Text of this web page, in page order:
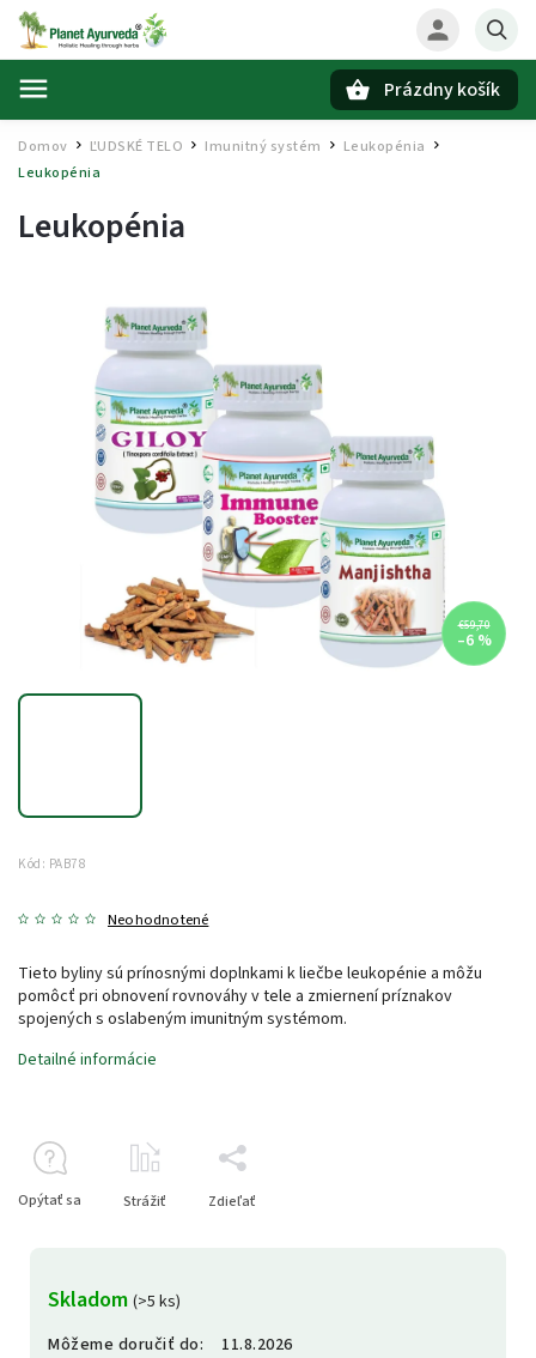
Prázdny košík
Domov ĽUDSKÉ TELO / Imunitný systém Leukopénia
Leukopénia
Leukopénia
€59,70
–6 %
Kód: PAB78
Neohodnotené
Skladom (>5 ks)
Môžeme doručiť do:
11.8.2026
Tieto byliny sú prínosnými doplnkami k liečbe leukopénie a môžu
pomôcť pri obnovení rovnováhy v tele a zmiernení príznakov
spojených s oslabeným imunitným systémom.
Detailné informácie
Opýtať sa Strážiť Zdieľať